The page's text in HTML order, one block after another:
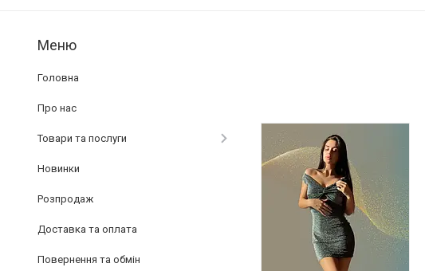
Головна
Про нас
Товари та послуги
Новинки
Розпродаж
Доставка та оплата
Повернення та обмін